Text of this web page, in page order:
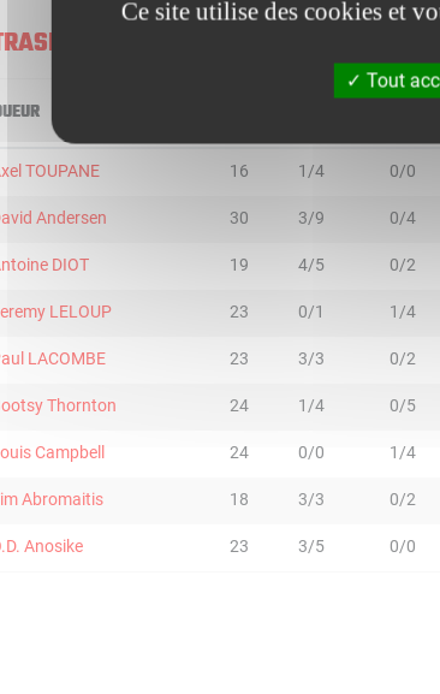
TOUPANE 16 1/4 0/0
Andersen 30 3/9 0/4
DIOT 19 4/5 0/2
LELOUP 23 0/1 1/4
LACOMBE 23 3/3 0/2
Thornton 24 1/4 0/5
Campbell 24 0/0 1/4
Abromaitis 18 3/3 0/2
Anosike 23 3/5 0/0
Ce site utilise des cookies et
Tout